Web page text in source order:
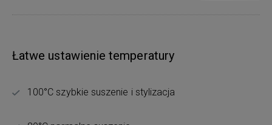
Łatwe ustawienie temperatury
100°C szybkie suszenie i stylizacja